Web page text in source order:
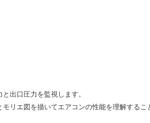
出口圧力を監視します。
リエ図を描いてエアコンの性能を理解するこ